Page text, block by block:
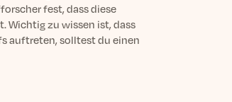
fest, dass diese
Wichtig zu wissen ist, dass
auftreten, solltest du einen